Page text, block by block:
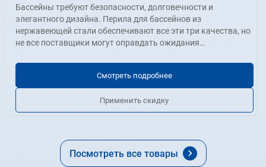
Бассейны требуют безопасности, долговечности и
элегантного дизайна. Перила для бассейнов из
нержавеющей стали обеспечивают все эти три качества, но
не все поставщики могут оправдать ожидания
себе устойчивость к коррозии, элегантный внешний вид и
структурную целостность. Идеально подходящие для
жилых и коммерческих бассейнов, они обеспечивают
безопасность без ущерба для эстетики.
Параметры продукта:
Варианты материалов:304 / 201 / 316 / 430 нержавеющая
Толщина стенок:0,4 мм - 5,0 мм
Отделка поверхности:Гладкие, без заусенцев, без царапин,
вмятин и трещин. Варианты отделки: матовая,
Смотреть подробнее
Применить скидку
Посмотреть все товары